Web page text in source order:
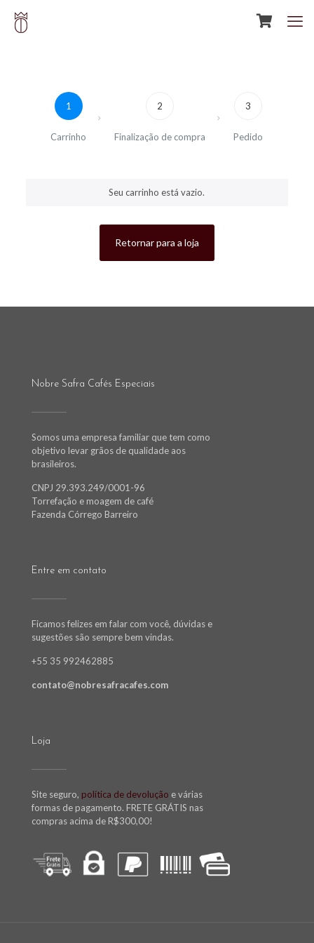
1
Carrinho
2
Finalização de compra
3
Pedido
Seu carrinho está vazio.
Retornar para a loja
Nobre Safra Cafés Especiais
Somos uma empresa familiar que tem como
objetivo levar grãos de qualidade aos
brasileiros.
CNPJ 29.393.249/0001-96
Torrefação e moagem de café
Fazenda Córrego Barreiro
Entre em contato
Ficamos felizes em falar com você, dúvidas e
sugestões são sempre bem vindas.
+55 35 992462885
contato@nobresafracafes.com
Loja
Site seguro, política de devolução e várias
formas de pagamento. FRETE GRÁTIS nas
compras acima de R$300,00!